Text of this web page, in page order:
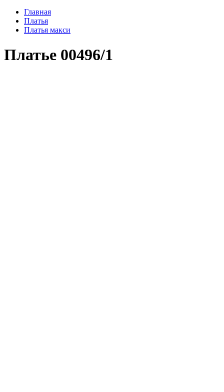
Главная
Платья
Платья макси
Платье 00496/1